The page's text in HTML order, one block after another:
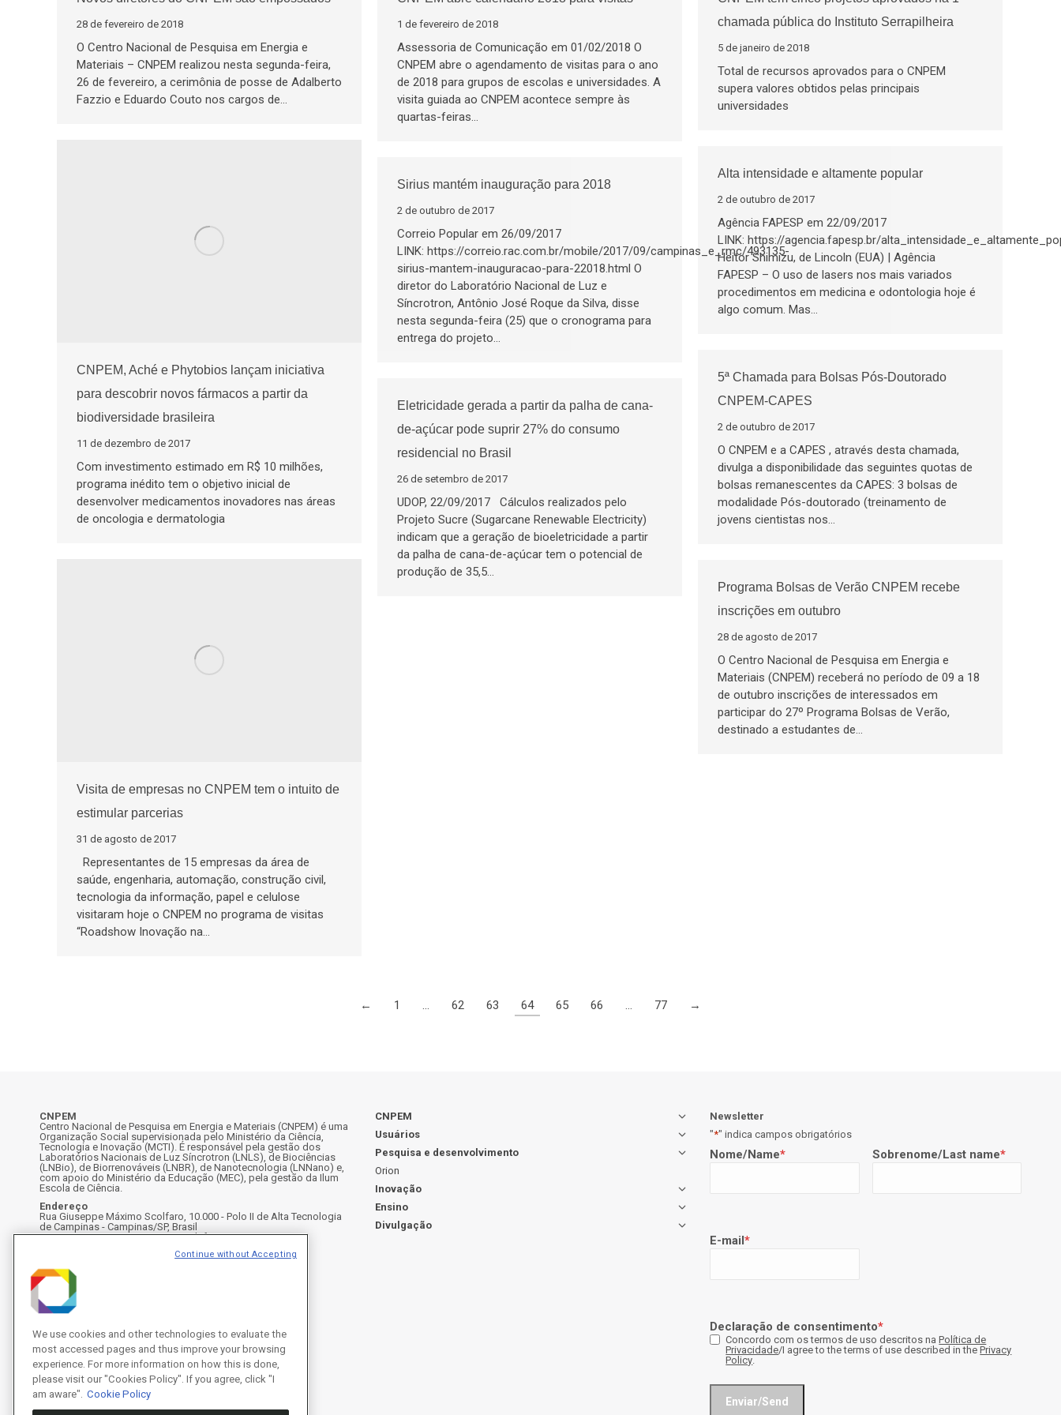
28 de fevereiro de 2018
O Centro Nacional de Pesquisa em Energia e
Materiais – CNPEM realizou nesta segunda-feira,
26 de fevereiro, a cerimônia de posse de Adalberto
Fazzio e Eduardo Couto nos cargos de…
1 de fevereiro de 2018
Assessoria de Comunicação em 01/02/2018 O
CNPEM abre o agendamento de visitas para o ano
de 2018 para grupos de escolas e universidades. A
visita guiada ao CNPEM acontece sempre às
quartas-feiras…
chamada pública do Instituto Serrapilheira
5 de janeiro de 2018
Total de recursos aprovados para o CNPEM
supera valores obtidos pelas principais
universidades
CNPEM, Aché e Phytobios lançam iniciativa
para descobrir novos fármacos a partir da
biodiversidade brasileira
11 de dezembro de 2017
Com investimento estimado em R$ 10 milhões,
programa inédito tem o objetivo inicial de
desenvolver medicamentos inovadores nas áreas
de oncologia e dermatologia
Alta intensidade e altamente popular
2 de outubro de 2017
Agência FAPESP em 22/09/2017
LINK: https://agencia.fapesp.br/
Heitor Shimizu, de Lincoln (EUA) | Agência
FAPESP – O uso de lasers nos mais variados
procedimentos em medicina e odontologia hoje é
algo comum. Mas…
Sirius mantém inauguração para 2018
2 de outubro de 2017
Correio Popular em 26/09/2017
LINK: https://correio.rac.com.br/mobile/2017/09/campinas_e_rmc/493135-
sirius-mantem-inauguracao-para-22018.html O
diretor do Laboratório Nacional de Luz e
Síncrotron, Antônio José Roque da Silva, disse
nesta segunda-feira (25) que o cronograma para
entrega do projeto…
5ª Chamada para Bolsas Pós-Doutorado
CNPEM-CAPES
2 de outubro de 2017
O CNPEM e a CAPES , através desta chamada,
divulga a disponibilidade das seguintes quotas de
bolsas remanescentes da CAPES: 3 bolsas de
modalidade Pós-doutorado (treinamento de
jovens cientistas nos…
Eletricidade gerada a partir da palha de cana-
de-açúcar pode suprir 27% do consumo
residencial no Brasil
26 de setembro de 2017
UDOP, 22/09/2017 Cálculos realizados pelo
Projeto Sucre (Sugarcane Renewable Electricity)
indicam que a geração de bioeletricidade a partir
da palha de cana-de-açúcar tem o potencial de
produção de 35,5…
Visita de empresas no CNPEM tem o intuito de
estimular parcerias
31 de agosto de 2017
Representantes de 15 empresas da área de
saúde, engenharia, automação, construção civil,
tecnologia da informação, papel e celulose
visitaram hoje o CNPEM no programa de visitas
“Roadshow Inovação na…
Programa Bolsas de Verão CNPEM recebe
inscrições em outubro
28 de agosto de 2017
O Centro Nacional de Pesquisa em Energia e
Materiais (CNPEM) receberá no período de 09 a 18
de outubro inscrições de interessados em
participar do 27º Programa Bolsas de Verão,
destinado a estudantes de…
← 1 … 62 63 64 65 66 … 77 →
CNPEM
Centro Nacional de Pesquisa em Energia e Materiais (CNPEM) é uma
Organização Social supervisionada pelo Ministério da Ciência,
Tecnologia e Inovação (MCTI). É responsável pela gestão dos
Laboratórios Nacionais de Luz Síncrotron (LNLS), de Biociências
(LNBio), de Biorrenováveis (LNBR), de Nanotecnologia (LNNano) e,
com apoio do Ministério da Educação (MEC), pela gestão da Ilum
Escola de Ciência.
Endereço
Rua Giuseppe Máximo Scolfaro, 10.000 - Polo II de Alta Tecnologia
de Campinas - Campinas/SP, Brasil
CEP 13083-100, Campinas - SP - Telefone: +55 19 3512-1000
LinkedIn
CNPEM
Usuários
Pesquisa e desenvolvimento
Orion
Inovação
Ensino
Divulgação
Newsletter
"*" indica campos obrigatórios
Nome/Name* Sobrenome/Last name*
E-mail*
Declaração de consentimento*
Concordo com os termos de uso descritos naPolítica de
Privacidade/I agree to the terms of use described in thePrivacy
Policy.
We use cookies and other technologies to evaluate the
most accessed pages and thus improve your browsing
experience. For more information on how this is done,
please visit our "Cookies Policy". If you agree, click "I
am aware". Cookie Policy
Continue without Accepting